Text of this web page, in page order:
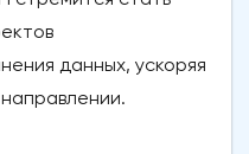
данных, ускоряя